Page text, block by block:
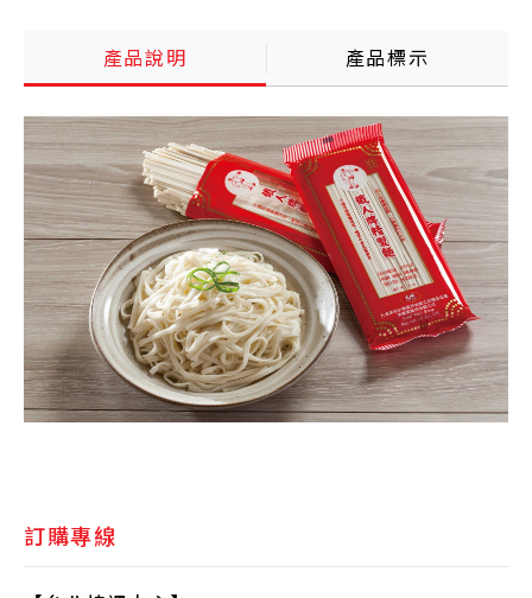
產品說明 產品標示
訂購專線